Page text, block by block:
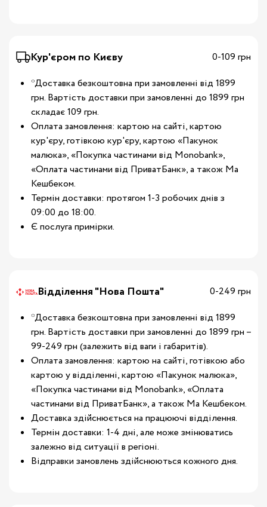
Кур'єром по Києву
0-109 грн
*Доставка безкоштовна при замовленні від 1899
грн. Вартість доставки при замовленні до 1899 грн
складає 109 грн.
Оплата замовлення: картою на сайті, картою
кур'єру, готівкою кур'єру, картою «Пакунок
малюка», «Покупка частинами від Monobank»,
«Оплата частинами від ПриватБанк», а також Ма
Кешбеком.
Термін доставки: протягом 1-3 робочих днів з
09:00 до 18:00.
Є послуга примірки.
Відділення "Нова Пошта"
0-249 грн
*Доставка безкоштовна при замовленні від 1899
грн. Вартість доставки при замовленні до 1899 грн –
99-249 грн (залежить від ваги і габаритів).
Оплата замовлення: картою на сайті, готівкою або
картою у відділенні, картою «Пакунок малюка»,
«Покупка частинами від Monobank», «Оплата
частинами від ПриватБанк», а також Ма Кешбеком.
Доставка здійснюється на працюючі відділення.
Термін доставки: 1-4 дні, але може змінюватись
залежно від ситуації в регіоні.
Відправки замовлень здійснюються кожного дня.